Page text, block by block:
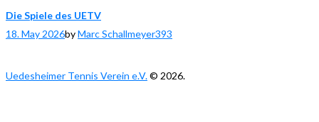
Die Spiele des UETV
18. May 2026byMarc Schallmeyer393
Uedesheimer Tennis Verein e.V.© 2026.